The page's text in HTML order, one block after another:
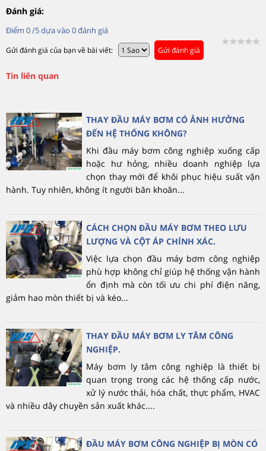
Đánh giá:
Điểm 0/5 dựa vào 0đánh giá
Gửi đánh giá của bạn về bài viết: Gửi đánh giá
Tin liên quan
THAY ĐẦU MÁY BƠM CÓ ẢNH HƯỞNG
ĐẾN HỆ THỐNG KHÔNG?
Khi đầu máy bơm công nghiệp xuống cấp
hoặc hư hỏng, nhiều doanh nghiệp lựa
chọn thay mới để khôi phục hiệu suất vận
hành. Tuy nhiên, không ít người băn khoăn...
CÁCH CHỌN ĐẦU MÁY BƠM THEO LƯU
LƯỢNG VÀ CỘT ÁP CHÍNH XÁC.
Việc lựa chọn đầu máy bơm công nghiệp
phù hợp không chỉ giúp hệ thống vận hành
ổn định mà còn tối ưu chi phí điện năng,
giảm hao mòn thiết bị và kéo...
THAY ĐẦU MÁY BƠM LY TÂM CÔNG
NGHIỆP.
Máy bơm ly tâm công nghiệp là thiết bị
quan trọng trong các hệ thống cấp nước,
xử lý nước thải, hóa chất, thực phẩm, HVAC
và nhiều dây chuyền sản xuất khác....
ĐẦU MÁY BƠM CÔNG NGHIỆP BỊ MÒN CÓ